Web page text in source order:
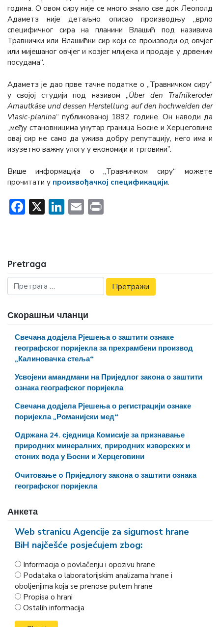
година. О овом сиру није се много знало све док Леополд
Адаметз није детаљно описао производњу „врло
специфичног сира на планини Влашић под називима
Травнички или Влашићки сир који се производи од овчјег
или мијешаног овчјег и козјег млијека и продаје у дрвеним
посудама“.
Адаметз је дао прве тачне податке о „Травничком сиру“
у својој студији под називом „Über den Trafnikeroder
Arnautkäse und dessen Herstellung auf den hochweiden der
Vlasic-planina“ публикованој 1892. године. Он наводи да
„међу становницима унутар граница Босне и Херцеговине
овај сир не само да ужива добру репутацију, него има и
изузетно важну улогу у економији и трговини”.
Више информација о „Травничком сиру“ можете
прочитати у произвођачкој спецификацији.
Facebook
X LinkedIn
Email
Pretraga
Скорашњи чланци
Свечана додјела Рјешења о заштити ознаке
географског поријекла за прехрамбени производ
„Калиновачка стеља“
Усвојени амандмани на Приједлог закона о заштити
ознака географског поријекла
Свечана додјела Рјешења о регистрацији ознаке
поријекла „Романијски мед“
Одржана 24. сједница Комисије за признавање
природних минералних, природних изворских и
стоних вода у Босни и Херцеговини
Очитовање o Приједлогу закона о заштити ознака
географског поријекла
Анкета
Web stranicu Agencije za sigurnost hrane
BiH najčešće posjećujem zbog:
Informacija o povlačenju i opozivu hrane
Podataka o laboratorijskim analizama hrane i
oboljenjima koja se prenose putem hrane
Propisa o hrani
Ostalih informacija